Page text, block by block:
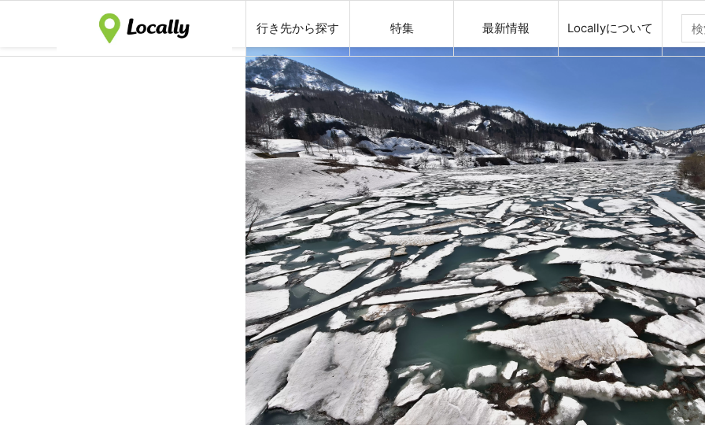
行き先から探す 特集 最新情報 Locallyについて